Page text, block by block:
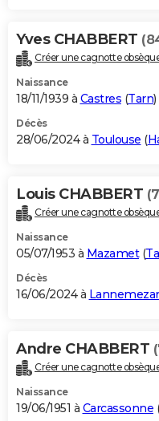
Yves CHABBERT
Créer une cagnotte
Naissance
18/11/1939 à Castres (Tarn)
Décès
28/06/2024 à Toulouse (
Louis CHABBERT
Créer une cagnotte
Naissance
05/07/1953 à Mazamet(
Décès
16/06/2024 à
Andre CHABBERT
Créer une cagnotte
Naissance
19/06/1951 à Carcassonne (